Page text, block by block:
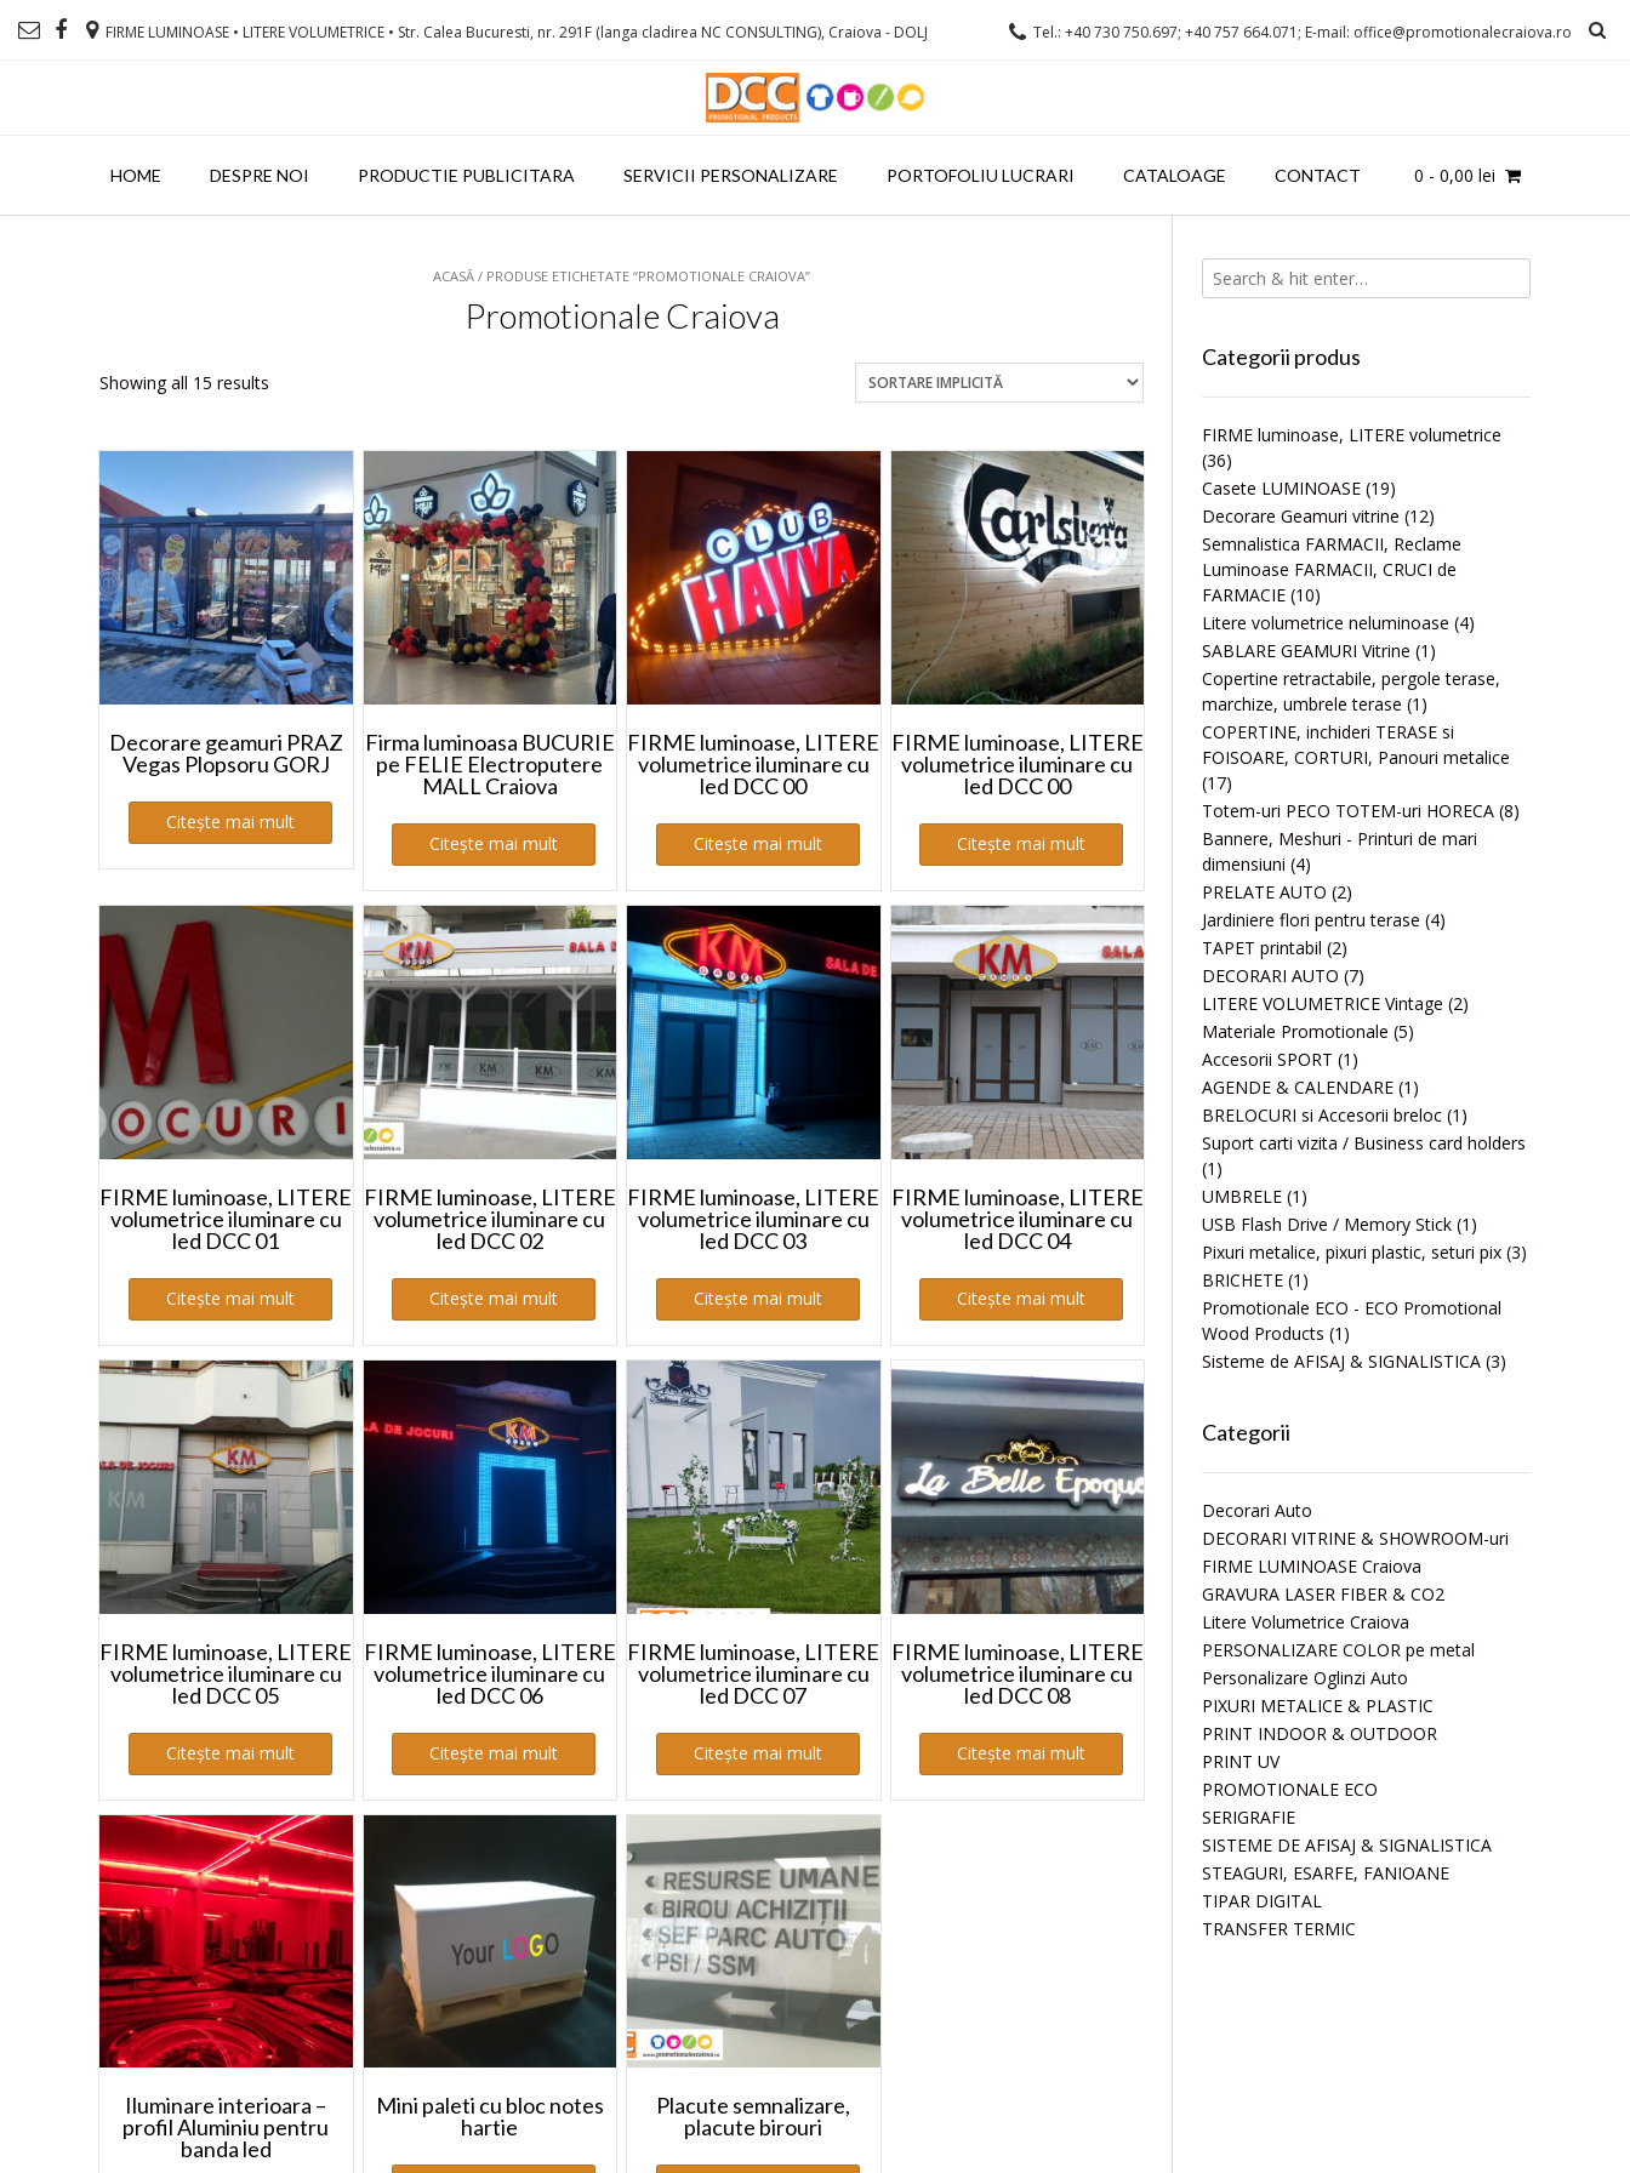
FIRME LUMINOASE • LITERE VOLUMETRICE • Str. Calea Bucuresti, nr. 291F (langa cladirea NC CONSULTING), Craiova - DOLJ Tel.: +40 730 750.697; +40 757 664.071; E-mail: office@promotionalecraiova.ro
HOME DESPRE NOI PRODUCTIE PUBLICITARA SERVICII PERSONALIZARE PORTOFOLIU LUCRARI CATALOAGE CONTACT 0 - 0,00 lei
ACASĂ / PRODUSE ETICHETATE “PROMOTIONALE CRAIOVA”
Promotionale Craiova
Showing all 15 results
Decorare geamuri PRAZ
Vegas Plopsoru GORJ
Citește mai mult
Firma luminoasa BUCURIE
pe FELIE Electroputere
MALL Craiova
Citește mai mult
FIRME luminoase, LITERE
volumetrice iluminare cu
led DCC 00
Citește mai mult
FIRME luminoase, LITERE
volumetrice iluminare cu
led DCC 00
Citește mai mult
FIRME luminoase, LITERE
volumetrice iluminare cu
led DCC 01
Citește mai mult
FIRME luminoase, LITERE
volumetrice iluminare cu
led DCC 02
Citește mai mult
FIRME luminoase, LITERE
volumetrice iluminare cu
led DCC 03
Citește mai mult
FIRME luminoase, LITERE
volumetrice iluminare cu
led DCC 04
Citește mai mult
FIRME luminoase, LITERE
volumetrice iluminare cu
led DCC 05
Citește mai mult
FIRME luminoase, LITERE
volumetrice iluminare cu
led DCC 06
Citește mai mult
FIRME luminoase, LITERE
volumetrice iluminare cu
led DCC 07
Citește mai mult
FIRME luminoase, LITERE
volumetrice iluminare cu
led DCC 08
Citește mai mult
Iluminare interioara –
profil Aluminiu pentru
banda led
Mini paleti cu bloc notes
hartie
Placute semnalizare,
placute birouri
Categorii produs
FIRME luminoase, LITERE volumetrice
(36)
Casete LUMINOASE (19)
Decorare Geamuri vitrine (12)
Semnalistica FARMACII, Reclame
Luminoase FARMACII, CRUCI de
FARMACIE (10)
Litere volumetrice neluminoase (4)
SABLARE GEAMURI Vitrine (1)
Copertine retractabile, pergole terase,
marchize, umbrele terase (1)
COPERTINE, inchideri TERASE si
FOISOARE, CORTURI, Panouri metalice
(17)
Totem-uri PECO TOTEM-uri HORECA (8)
Bannere, Meshuri - Printuri de mari
dimensiuni (4)
PRELATE AUTO (2)
Jardiniere flori pentru terase (4)
TAPET printabil (2)
DECORARI AUTO (7)
LITERE VOLUMETRICE Vintage (2)
Materiale Promotionale (5)
Accesorii SPORT (1)
AGENDE & CALENDARE (1)
BRELOCURI si Accesorii breloc (1)
Suport carti vizita / Business card holders
(1)
UMBRELE (1)
USB Flash Drive / Memory Stick (1)
Pixuri metalice, pixuri plastic, seturi pix (3)
BRICHETE (1)
Promotionale ECO - ECO Promotional
Wood Products (1)
Sisteme de AFISAJ & SIGNALISTICA (3)
Categorii
Decorari Auto
DECORARI VITRINE & SHOWROOM-uri
FIRME LUMINOASE Craiova
GRAVURA LASER FIBER & CO2
Litere Volumetrice Craiova
PERSONALIZARE COLOR pe metal
Personalizare Oglinzi Auto
PIXURI METALICE & PLASTIC
PRINT INDOOR & OUTDOOR
PRINT UV
PROMOTIONALE ECO
SERIGRAFIE
SISTEME DE AFISAJ & SIGNALISTICA
STEAGURI, ESARFE, FANIOANE
TIPAR DIGITAL
TRANSFER TERMIC